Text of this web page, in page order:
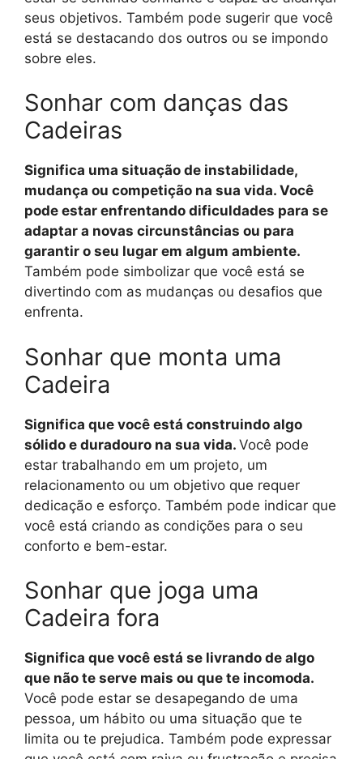
seus objetivos. Também pode sugerir que você
está se destacando dos outros ou se impondo
sobre eles.
Sonhar com danças das
Cadeiras
Significa uma situação de instabilidade,
mudança ou competição na sua vida. Você
pode estar enfrentando dificuldades para se
adaptar a novas circunstâncias ou para
garantir o seu lugar em algum ambiente.
Também pode simbolizar que você está se
divertindo com as mudanças ou desafios que
enfrenta.
Sonhar que monta uma
Cadeira
Significa que você está construindo algo
sólido e duradouro na sua vida. Você pode
estar trabalhando em um projeto, um
relacionamento ou um objetivo que requer
dedicação e esforço. Também pode indicar que
você está criando as condições para o seu
conforto e bem-estar.
Sonhar que joga uma
Cadeira fora
Significa que você está se livrando de algo
que não te serve mais ou que te incomoda.
Você pode estar se desapegando de uma
pessoa, um hábito ou uma situação que te
limita ou te prejudica. Também pode expressar